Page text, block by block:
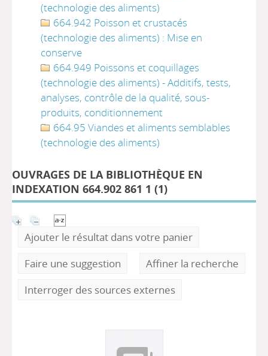
(technologie des aliments)
664.942 Poisson et crustacés
(technologie des aliments) : Mise en
conserve
664.949 Poissons et coquillages
(technologie des aliments) - Additifs, tests,
analyses, contrôle de la qualité, sous-
produits, conditionnement
664.95 Viandes et aliments semblables
(technologie des aliments)
OUVRAGES DE LA BIBLIOTHÈQUE EN
INDEXATION 664.902 861 1 (1)
Ajouter le résultat dans votre panier
Faire une suggestion
Affiner la recherche
Interroger des sources externes